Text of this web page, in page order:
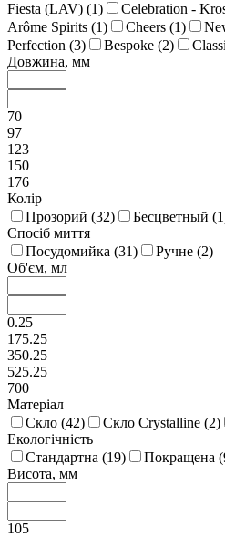
Fiesta (LAV) (1) Celebration -
Arôme Spirits (1) Cheers (1)
Perfection (3) Bespoke (2)
Довжина, мм
70
97
123
150
176
Колір
Прозорий (32) Бесцветный (1
Спосіб миття
Посудомийка (31) Ручне (2)
Об'єм, мл
0.25
175.25
350.25
525.25
700
Матеріал
Скло (42) Скло Crystalline (2)
Екологічність
Стандартна (19) Покращена (
Висота, мм
105